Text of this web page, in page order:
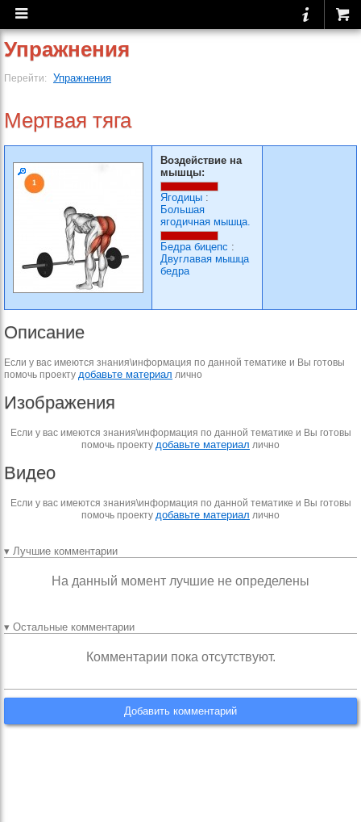
Упражнения
Перейти: Упражнения
Мертвая тяга
Воздействие на
мышцы:
Ягодицы :
Большая
ягодичная мышца.
Бедра бицепс :
Двуглавая мышца
бедра
Описание
Если у вас имеются знания\информация по данной тематике и Вы готовы
помочь проекту добавьте материал лично
Изображения
Если у вас имеются знания\информация по данной тематике и Вы готовы
помочь проекту добавьте материал лично
Видео
Если у вас имеются знания\информация по данной тематике и Вы готовы
помочь проекту добавьте материал лично
▾ Лучшие комментарии
На данный момент лучшие не определены
▾ Остальные комментарии
Комментарии пока отсутствуют.
Добавить комментарий